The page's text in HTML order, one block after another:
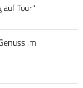
Tour“
im